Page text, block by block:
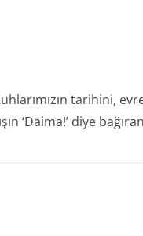
tarihini,
‘Daima!’ diye